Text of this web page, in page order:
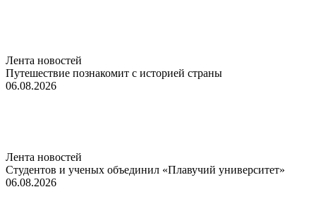
Лента новостей
Путешествие познакомит с историей страны
06.08.2026
Лента новостей
Студентов и ученых объединил «Плавучий университет»
06.08.2026